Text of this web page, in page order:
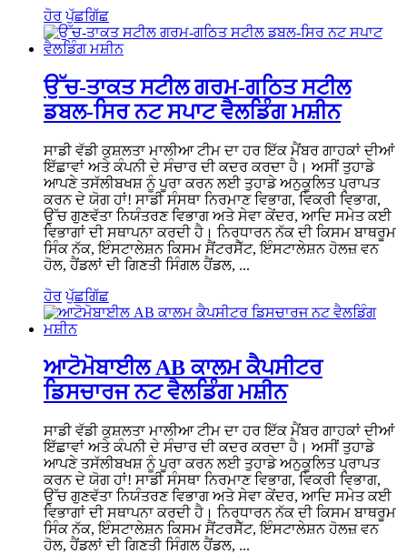
ਹੋਰ ਪੁੱਛਗਿੱਛ
ਉੱਚ-ਤਾਕਤ ਸਟੀਲ ਗਰਮ-ਗਠਿਤ ਸਟੀਲ
ਡਬਲ-ਸਿਰ ਨਟ ਸਪਾਟ ਵੈਲਡਿੰਗ ਮਸ਼ੀਨ
ਸਾਡੀ ਵੱਡੀ ਕੁਸ਼ਲਤਾ ਮਾਲੀਆ ਟੀਮ ਦਾ ਹਰ ਇੱਕ ਮੈਂਬਰ ਗਾਹਕਾਂ ਦੀਆਂ
ਇੱਛਾਵਾਂ ਅਤੇ ਕੰਪਨੀ ਦੇ ਸੰਚਾਰ ਦੀ ਕਦਰ ਕਰਦਾ ਹੈ। ਅਸੀਂ ਤੁਹਾਡੇ
ਆਪਣੇ ਤਸੱਲੀਬਖਸ਼ ਨੂੰ ਪੂਰਾ ਕਰਨ ਲਈ ਤੁਹਾਡੇ ਅਨੁਕੂਲਿਤ ਪ੍ਰਾਪਤ
ਕਰਨ ਦੇ ਯੋਗ ਹਾਂ! ਸਾਡੀ ਸੰਸਥਾ ਨਿਰਮਾਣ ਵਿਭਾਗ, ਵਿਕਰੀ ਵਿਭਾਗ,
ਉੱਚ ਗੁਣਵੱਤਾ ਨਿਯੰਤਰਣ ਵਿਭਾਗ ਅਤੇ ਸੇਵਾ ਕੇਂਦਰ, ਆਦਿ ਸਮੇਤ ਕਈ
ਵਿਭਾਗਾਂ ਦੀ ਸਥਾਪਨਾ ਕਰਦੀ ਹੈ। ਨਿਰਧਾਰਨ ਨੱਕ ਦੀ ਕਿਸਮ ਬਾਥਰੂਮ
ਸਿੰਕ ਨੱਕ, ਇੰਸਟਾਲੇਸ਼ਨ ਕਿਸਮ ਸੈਂਟਰਸੈੱਟ, ਇੰਸਟਾਲੇਸ਼ਨ ਹੋਲਜ਼ ਵਨ
ਹੋਲ, ਹੈਂਡਲਾਂ ਦੀ ਗਿਣਤੀ ਸਿੰਗਲ ਹੈਂਡਲ, ...
ਹੋਰ ਪੁੱਛਗਿੱਛ
ਆਟੋਮੋਬਾਈਲ AB ਕਾਲਮ ਕੈਪਸੀਟਰ
ਡਿਸਚਾਰਜ ਨਟ ਵੈਲਡਿੰਗ ਮਸ਼ੀਨ
ਸਾਡੀ ਵੱਡੀ ਕੁਸ਼ਲਤਾ ਮਾਲੀਆ ਟੀਮ ਦਾ ਹਰ ਇੱਕ ਮੈਂਬਰ ਗਾਹਕਾਂ ਦੀਆਂ
ਇੱਛਾਵਾਂ ਅਤੇ ਕੰਪਨੀ ਦੇ ਸੰਚਾਰ ਦੀ ਕਦਰ ਕਰਦਾ ਹੈ। ਅਸੀਂ ਤੁਹਾਡੇ
ਆਪਣੇ ਤਸੱਲੀਬਖਸ਼ ਨੂੰ ਪੂਰਾ ਕਰਨ ਲਈ ਤੁਹਾਡੇ ਅਨੁਕੂਲਿਤ ਪ੍ਰਾਪਤ
ਕਰਨ ਦੇ ਯੋਗ ਹਾਂ! ਸਾਡੀ ਸੰਸਥਾ ਨਿਰਮਾਣ ਵਿਭਾਗ, ਵਿਕਰੀ ਵਿਭਾਗ,
ਉੱਚ ਗੁਣਵੱਤਾ ਨਿਯੰਤਰਣ ਵਿਭਾਗ ਅਤੇ ਸੇਵਾ ਕੇਂਦਰ, ਆਦਿ ਸਮੇਤ ਕਈ
ਵਿਭਾਗਾਂ ਦੀ ਸਥਾਪਨਾ ਕਰਦੀ ਹੈ। ਨਿਰਧਾਰਨ ਨੱਕ ਦੀ ਕਿਸਮ ਬਾਥਰੂਮ
ਸਿੰਕ ਨੱਕ, ਇੰਸਟਾਲੇਸ਼ਨ ਕਿਸਮ ਸੈਂਟਰਸੈੱਟ, ਇੰਸਟਾਲੇਸ਼ਨ ਹੋਲਜ਼ ਵਨ
ਹੋਲ, ਹੈਂਡਲਾਂ ਦੀ ਗਿਣਤੀ ਸਿੰਗਲ ਹੈਂਡਲ, ...